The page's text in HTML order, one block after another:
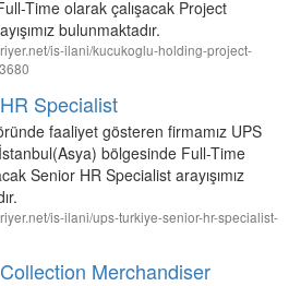
Time olarak çalışacak Project
bulunmaktadır.
is-ilani/kucukoglu-holding-project-
Specialist
faaliyet gösteren firmamız UPS
bölgesinde Full-Time
Senior HR Specialist arayışımız
is-ilani/ups-turkiye-senior-hr-specialist-
Merchandiser